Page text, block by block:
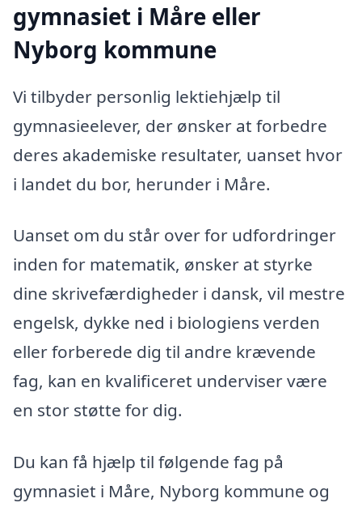
gymnasiet i Måre eller
Nyborg kommune
Vi tilbyder personlig lektiehjælp til
gymnasieelever, der ønsker at forbedre
deres akademiske resultater, uanset hvor
i landet du bor, herunder i Måre.
Uanset om du står over for udfordringer
inden for matematik, ønsker at styrke
dine skrivefærdigheder i dansk, vil mestre
engelsk, dykke ned i biologiens verden
eller forberede dig til andre krævende
fag, kan en kvalificeret underviser være
en stor støtte for dig.
Du kan få hjælp til følgende fag på
gymnasiet i Måre, Nyborg kommune og